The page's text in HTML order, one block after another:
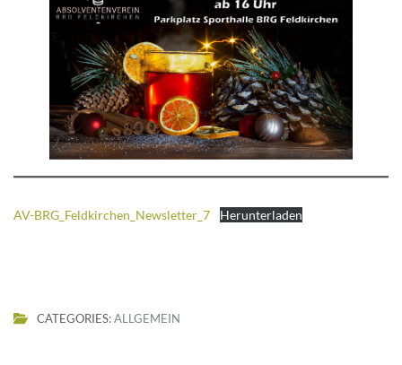
AV-BRG_Feldkirchen_Newsletter_7 Herunterladen
CATEGORIES:ALLGEMEIN